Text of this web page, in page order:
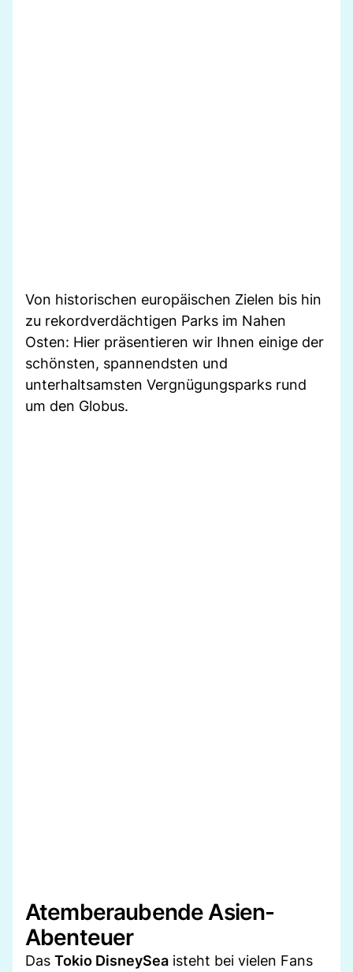
Von historischen europäischen Zielen bis hin
zu rekordverdächtigen Parks im Nahen
Osten: Hier präsentieren wir Ihnen einige der
schönsten, spannendsten und
unterhaltsamsten Vergnügungsparks rund
um den Globus.
Atemberaubende Asien-
Abenteuer
Das Tokio DisneySea isteht bei vielen Fans